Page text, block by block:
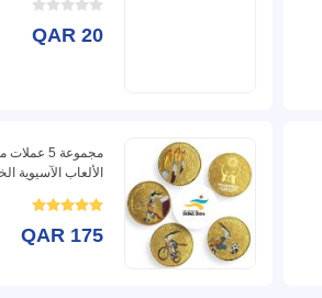
QAR 20
الألعاب الآسيوية
QAR 175